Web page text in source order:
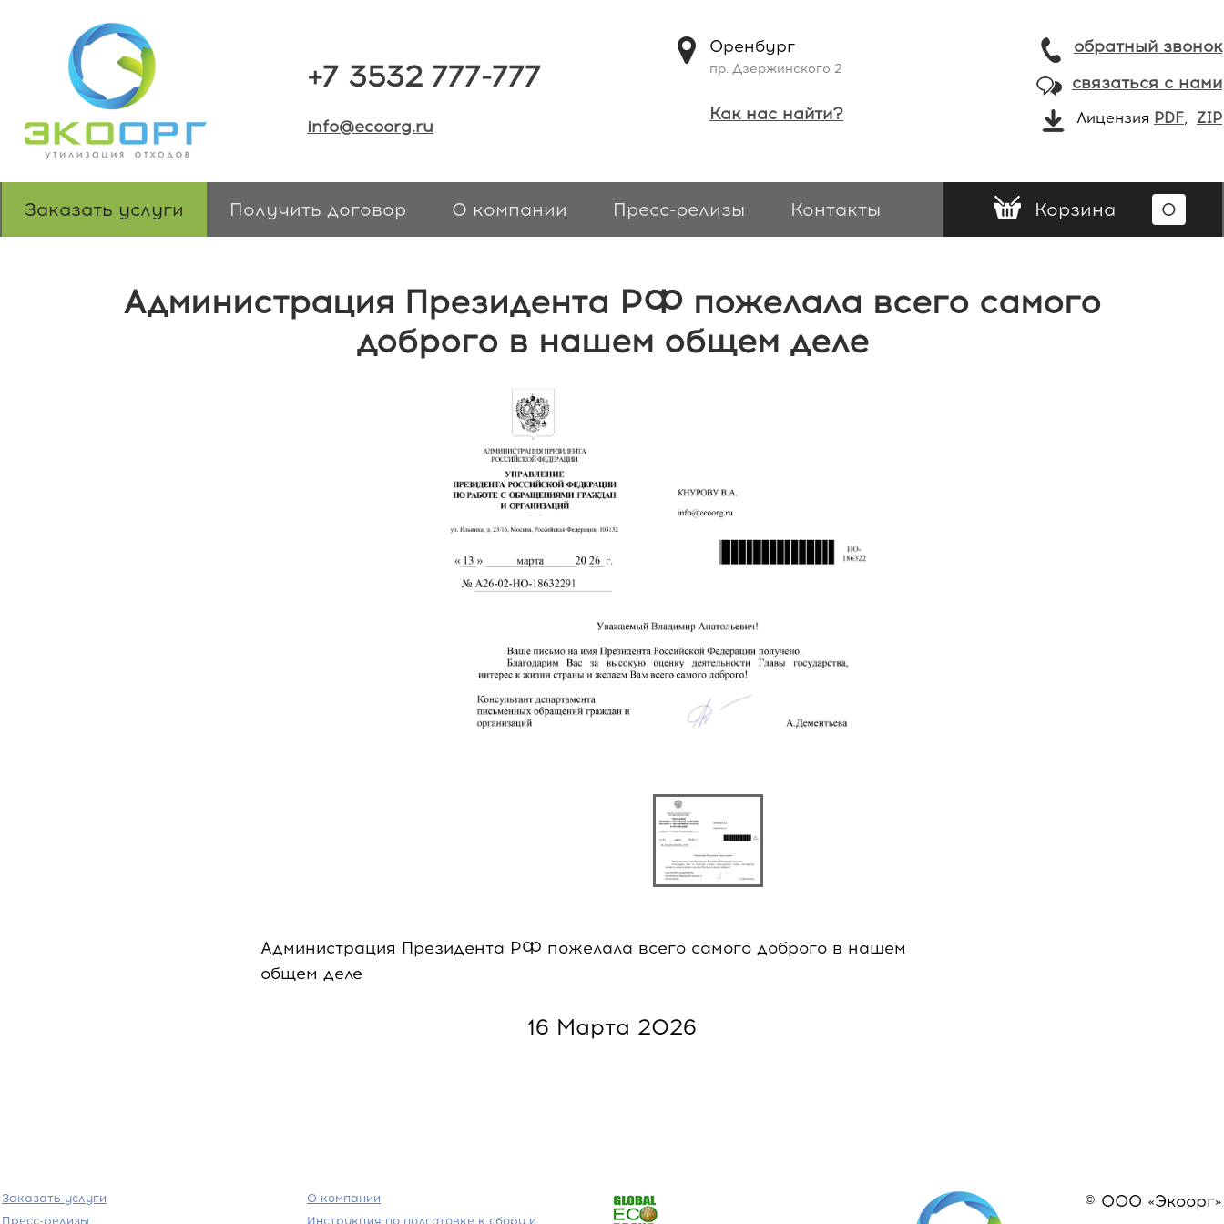
+7 3532 777-777
info@ecoorg.ru
Оренбург
пр. Дзержинского 2
Как нас найти?
обратный звонок
связаться с нами
Лицензия PDF, ZIP
Заказать услуги Получить договор О компании Пресс-релизы Контакты Корзина 0
Администрация Президента РФ пожелала всего самого
доброго в нашем общем деле
Администрация Президента РФ пожелала всего самого доброго в нашем
общем деле
16 Марта 2026
Заказать услуги
Пресс-релизы
О компании
Инструкция по подготовке к сбору и
© ООО «Экоорг»